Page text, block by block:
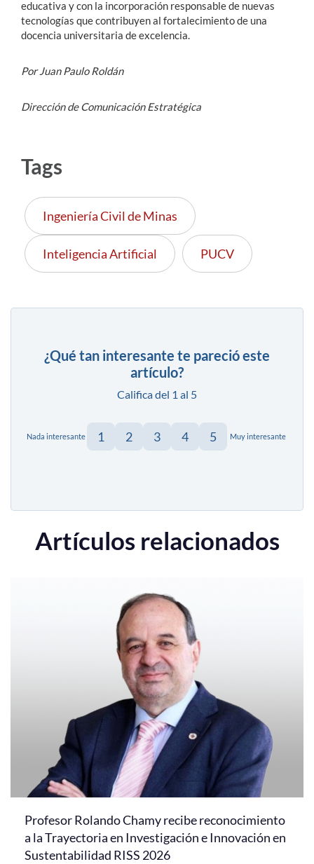
educativa y con la incorporación responsable de nuevas
tecnologías que contribuyen al fortalecimiento de una
docencia universitaria de excelencia.
Por Juan Paulo Roldán
Dirección de Comunicación Estratégica
Tags
Ingeniería Civil de Minas
Inteligencia Artificial PUCV
¿Qué tan interesante te pareció este
artículo?
Califica del 1 al 5
Nada interesante 1 2 3 4 5 Muy interesante
Artículos relacionados
Profesor Rolando Chamy recibe reconocimiento
a la Trayectoria en Investigación e Innovación en
Sustentabilidad RISS 2026